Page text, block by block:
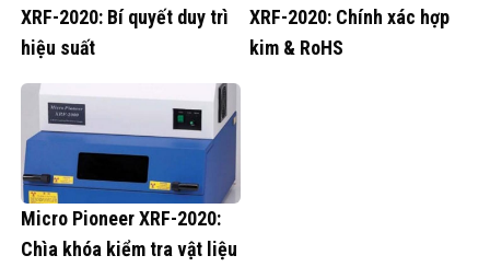
XRF-2020: Bí quyết duy trì
hiệu suất
XRF-2020: Chính xác hợp
kim & RoHS
Micro Pioneer XRF-2020:
Chìa khóa kiểm tra vật liệu